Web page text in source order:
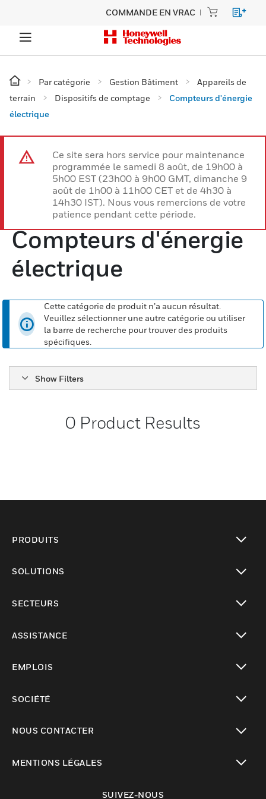
COMMANDE EN VRAC
Par catégorie Gestion Bâtiment
Appareils de
terrain
Dispositifs de comptage
Compteurs d'énergie
électrique
Ce site sera hors service pour maintenance
programmée le samedi 8 août, de 19h00 à
5h00 EST (23h00 à 9h00 GMT, dimanche 9
août de 1h00 à 11h00 CET et de 4h30 à
14h30 IST). Nous vous remercions de votre
patience pendant cette période.
Compteurs d'énergie
électrique
Cette catégorie de produit n’a aucun résultat.
Veuillez sélectionner une autre catégorie ou utiliser
la barre de recherche pour trouver des produits
spécifiques.
Show Filters
0 Product Results
PRODUITS
SOLUTIONS
SECTEURS
ASSISTANCE
EMPLOIS
SOCIÉTÉ
NOUS CONTACTER
MENTIONS LÉGALES
SUIVEZ-NOUS